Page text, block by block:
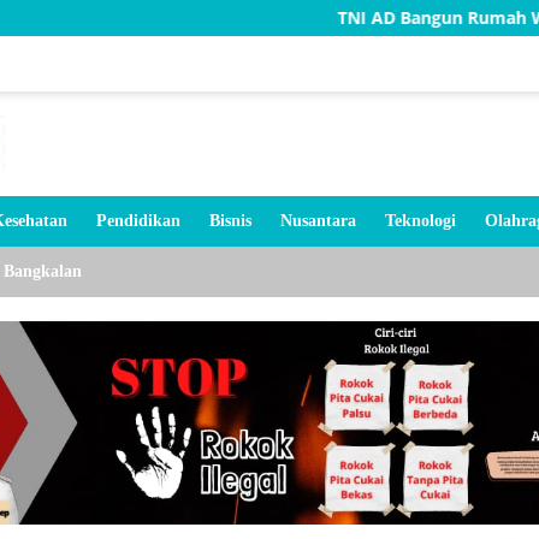
TNI AD Bangun Rumah Warga Tidak
Pendidikan Bisnis Nusantara Teknologi
Bangkalan